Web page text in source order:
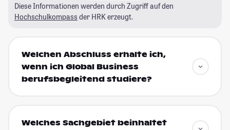
Diese Informationen werden durch Zugriff auf den
Hochschulkompass der HRK erzeugt.
Welchen Abschluss erhalte ich,
wenn ich Global Business
berufsbegleitend studiere?
Welches Sachgebiet beinhaltet